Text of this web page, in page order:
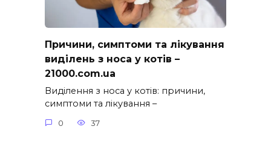
Причини, симптоми та лікування
виділень з носа у котів –
21000.com.ua
Виділення з носа у котів: причини,
симптоми та лікування –
0 37